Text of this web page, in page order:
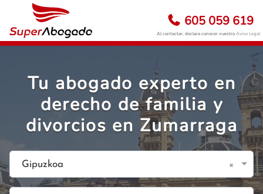
605 059 619
Al contactar, declara conocer nuestroAviso Legal
Tu abogado experto en
derecho de familia y
divorcios en Zumarraga
Gipuzkoa ×